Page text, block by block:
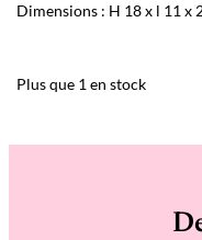
Dimensions : H 18 x l 11 x
Plus que 1 en stock